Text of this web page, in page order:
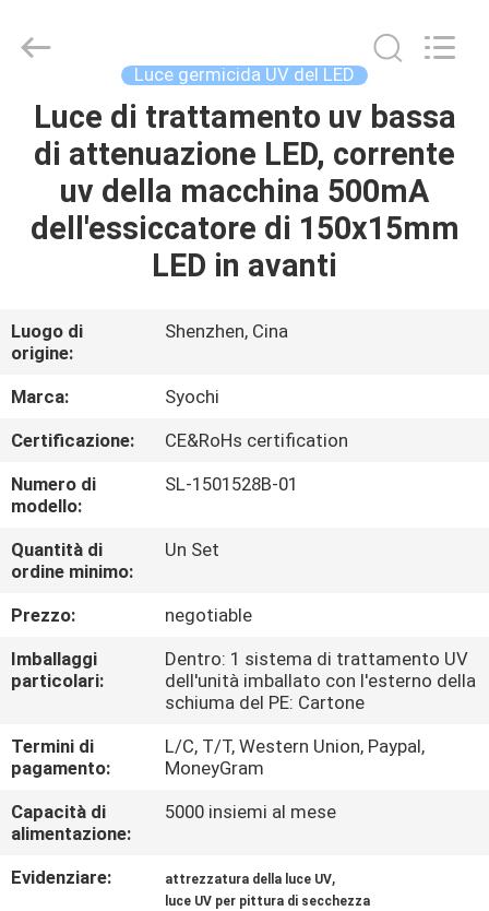
CASA
PRODOTTI
GIRO
DELLA
FABBRICA
CONTROLLO
DI
QUALITÀ
CONTATTICI
RICHIEDA
UNA
CITAZIONE
Syochi
Electronics
Reserved.
Luce germicida UV del LED
Luce di trattamento uv bassa
di attenuazione LED, corrente
uv della macchina 500mA
dell'essiccatore di 150x15mm
LED in avanti
Luogo di
origine:
Shenzhen, Cina
Marca:
Syochi
Certificazione:
CE&RoHs certification
Numero di
modello:
SL-1501528B-01
Quantità di
ordine minimo:
Un Set
Prezzo:
negotiable
Imballaggi
particolari:
Dentro: 1 sistema di trattamento UV
dell'unità imballato con l'esterno della
schiuma del PE: Cartone
Termini di
pagamento:
L/C, T/T, Western Union, Paypal,
MoneyGram
Capacità di
alimentazione:
5000 insiemi al mese
Evidenziare: attrezzatura della luce UV,
luce UV per pittura di secchezza